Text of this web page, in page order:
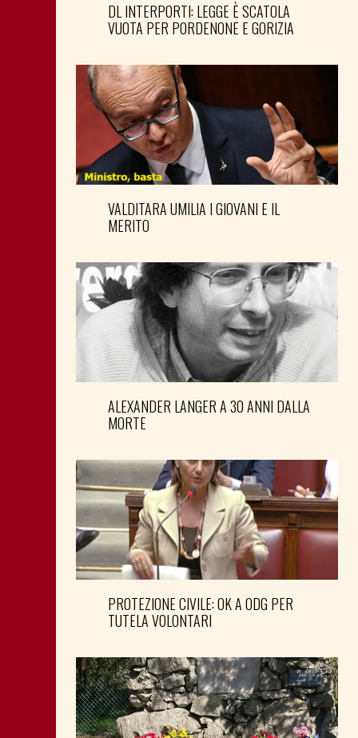
DL INTERPORTI: LEGGE È SCATOLA
VUOTA PER PORDENONE E GORIZIA
VALDITARA UMILIA I GIOVANI E IL
MERITO
ALEXANDER LANGER A 30 ANNI DALLA
MORTE
PROTEZIONE CIVILE: OK A ODG PER
TUTELA VOLONTARI